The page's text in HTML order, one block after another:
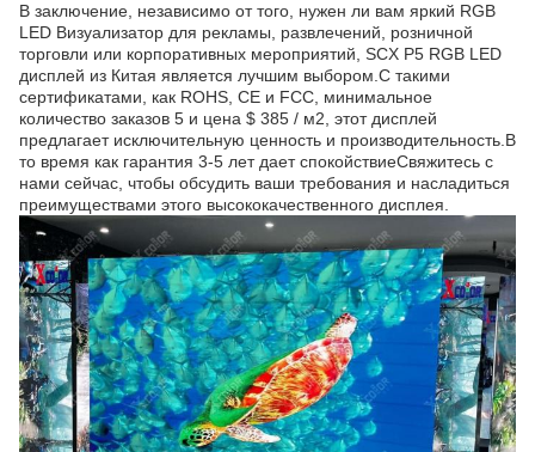
В заключение, независимо от того, нужен ли вам яркий RGB
LED Визуализатор для рекламы, развлечений, розничной
торговли или корпоративных мероприятий, SCX P5 RGB LED
дисплей из Китая является лучшим выбором.С такими
сертификатами, как ROHS, CE и FCC, минимальное
количество заказов 5 и цена $ 385 / м2, этот дисплей
предлагает исключительную ценность и производительность.В
то время как гарантия 3-5 лет дает спокойствиеСвяжитесь с
нами сейчас, чтобы обсудить ваши требования и насладиться
преимуществами этого высококачественного дисплея.